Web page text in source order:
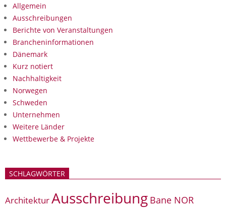
Allgemein
Ausschreibungen
Berichte von Veranstaltungen
Brancheninformationen
Dänemark
Kurz notiert
Nachhaltigkeit
Norwegen
Schweden
Unternehmen
Weitere Länder
Wettbewerbe & Projekte
SCHLAGWÖRTER
ArchitekturAusschreibung Bane NOR